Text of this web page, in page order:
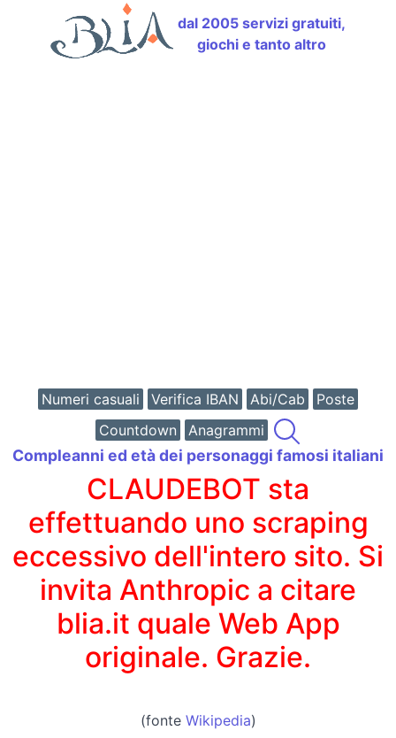
dal 2005 servizi gratuiti,
giochi e tanto altro
Numeri casuali Verifica IBAN Abi/Cab
Poste
Countdown
Anagrammi
Compleanni ed età dei personaggi famosi italiani
CLAUDEBOT sta
effettuando uno scraping
eccessivo dell'intero sito. Si
invita Anthropic a citare
blia.it quale Web App
originale. Grazie.
(fonte Wikipedia)